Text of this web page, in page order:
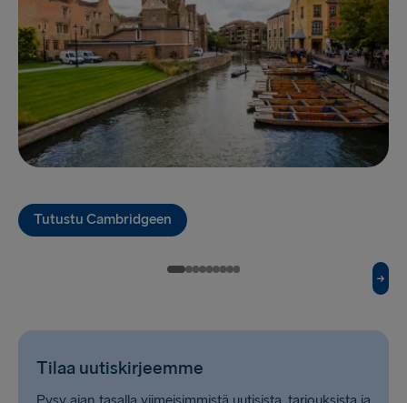
Liverpool → Belfast
Cairnryan → Belfast
Harwich → Hook of Holland
Fishguard → Rosslare
Kiel → Gothenburg
Halmstad → Grenaa
Tutustu Cambridgeen
Tilaa uutiskirjeemme